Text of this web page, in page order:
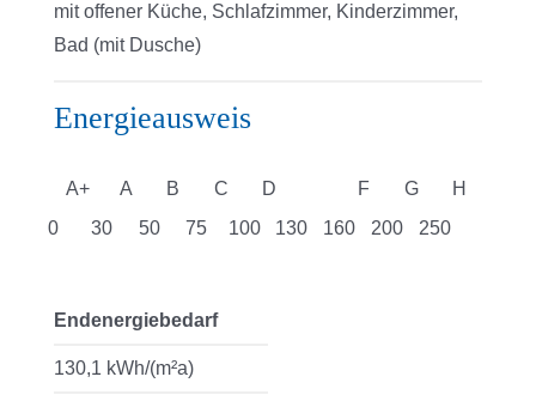
mit offener Küche, Schlafzimmer, Kinderzimmer,
Bad (mit Dusche)
Energieausweis
0
A+
30
A
50
B
75
C
100
D
130
160
F
200
G
250
H
Endenergiebedarf
130,1 kWh/(m²a)